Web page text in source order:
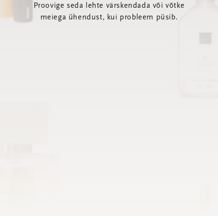
Proovige seda lehte värskendada või võtke
meiega ühendust, kui probleem püsib.